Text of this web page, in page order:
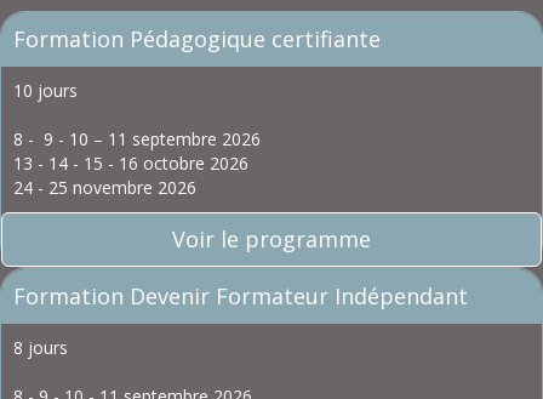
Formation Pédagogique certifiante
10 jours
8 - 9 - 10 – 11 septembre 2026
13 - 14 - 15 - 16 octobre 2026
24 - 25 novembre 2026
Voir le programme
Formation Devenir Formateur Indépendant
8 jours